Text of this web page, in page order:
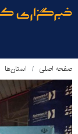
صفحه اصلی استان‌ها